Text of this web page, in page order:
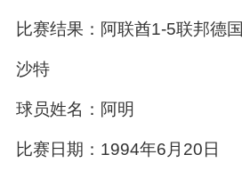
比赛结果：阿联酋1-5联邦德国
沙特
球员姓名：阿明
比赛日期：1994年6月20日